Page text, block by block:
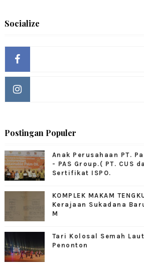
Socialize
Postingan Populer
Anak Perusahaan PT.
- PAS Group.( PT. CUS
Sertifikat ISPO.
KOMPLEK MAKAM
Kerajaan Sukadana
M
Tari Kolosal Semah
Penonton